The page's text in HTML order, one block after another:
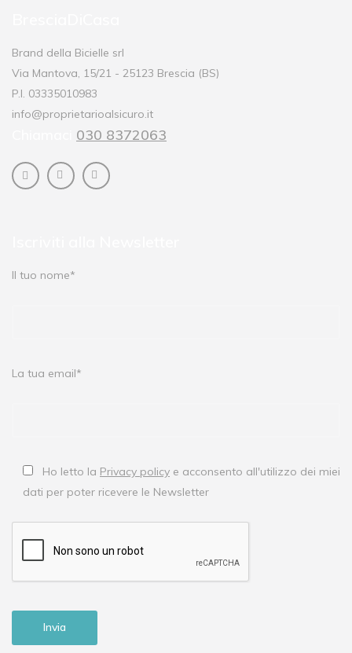
Brand della Bicielle srl
Via Mantova, 15/21 - 25123 Brescia (BS)
P.I. 03335010983
info@proprietarioalsicuro.it
030 8372063
Il tuo nome*
La tua email*
Ho letto la Privacy policy e acconsento all'utilizzo dei miei
dati per poter ricevere le Newsletter